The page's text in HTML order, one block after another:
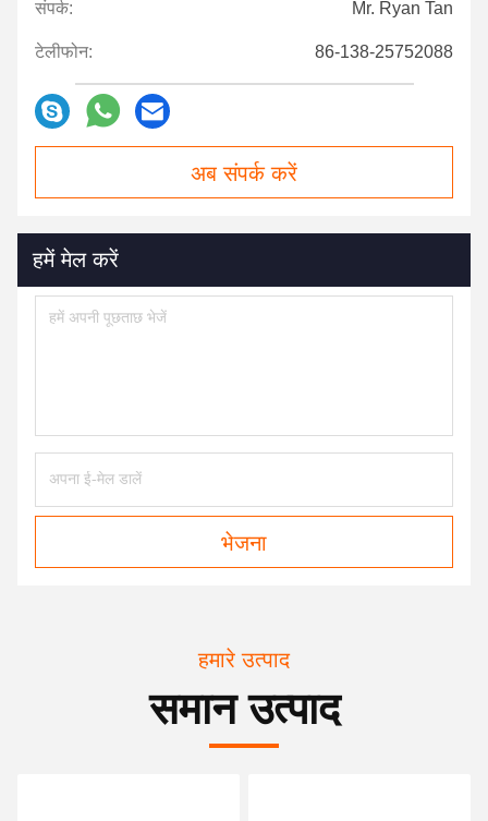
संपर्क: Mr. Ryan Tan
टेलीफोन: 86-138-25752088
अब संपर्क करें
हमें मेल करें
भेजना
हमारे उत्पाद
समान उत्पाद